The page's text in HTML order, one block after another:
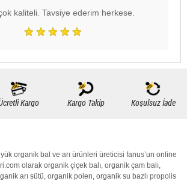
kaliteli. Tavsiye ederim herkese.
Kargo Kargo Takip Koşulsuz İade
organik bal ve arı ürünleri üreticisi fanus’un online
olarak organik çiçek balı, organik çam balı,
arı sütü, organik polen, organik su bazlı propolis